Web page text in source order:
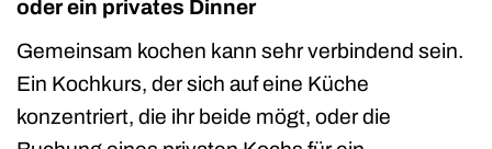
oder ein privates Dinner
Gemeinsam kochen kann sehr verbindend sein.
Ein Kochkurs, der sich auf eine Küche
konzentriert, die ihr beide mögt, oder die